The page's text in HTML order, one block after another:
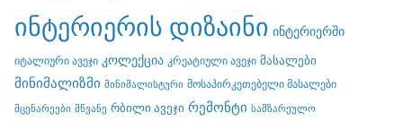
ინტერიერის დიზაინი ინტერიერში
იტალიური ავეჯი კოლექცია კრეატიული ავეჯი მასალები
მინიმალიზმი მინიმალისტური მოსაპირკეთებელი მასალები
მცენარეები მწვანე რბილი ავეჯი რემონტი სამზარეულო